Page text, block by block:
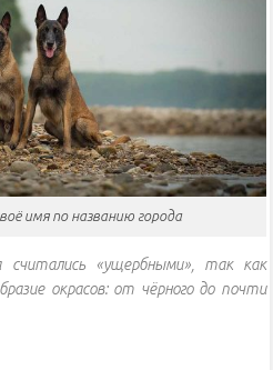
имя по названию города
считались «ущербными», так как
окрасов: от чёрного до почти